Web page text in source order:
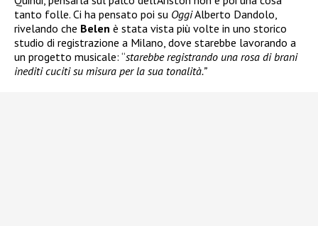
tanto folle. Ci ha pensato poi su OggiAlberto Dandolo,
rivelando che Belen è stata vista più volte in uno storico
studio di registrazione a Milano, dove starebbe lavorando a
un progetto musicale: “starebbe registrando una rosa di brani
inediti cuciti su misura per la sua tonalità.”